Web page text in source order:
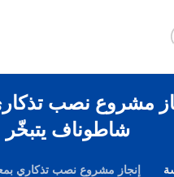
مشروع نصب
شاطوناف يتبخّر
إنجاز مشروع نصب تذكاري